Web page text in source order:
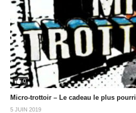
0
Micro-trottoir – Le cadeau le plus pourri
5 JUIN 2019